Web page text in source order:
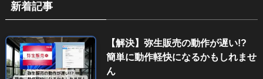
新着記事
【解決】弥生販売の動作が遅い!?
簡単に動作軽快になるかもしれませ
ん